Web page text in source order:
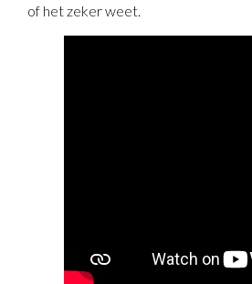
of het zeker weet.